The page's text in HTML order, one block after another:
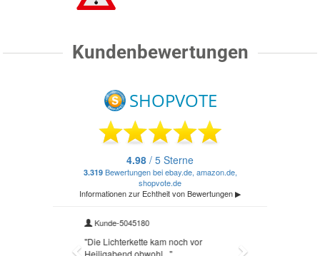
Kundenbewertungen